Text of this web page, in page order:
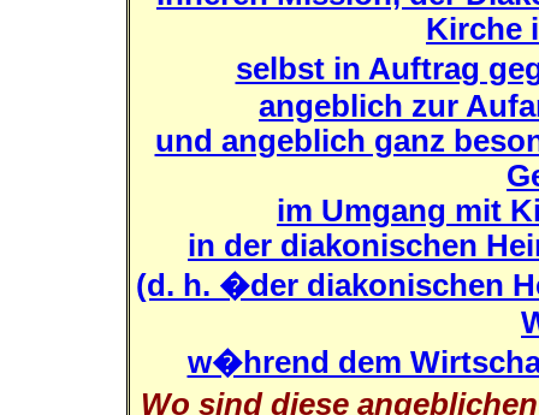
Kirche
selbst in Auftrag
angeblich zur
und angeblich ganz
im Umgang mit
in der diakonischen
(d. h. �der diakonischen
w�hrend dem
Wo sind diese